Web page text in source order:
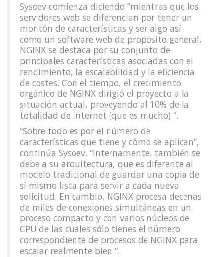
Sysoev comienza diciendo “mientras que los
servidores web se diferencian por tener un
montón de características y ser algo así
como un software web de propósito general,
NGINX se destaca por su conjunto de
principales características asociadas con el
rendimiento, la escalabilidad y la eficiencia
de costes. Con el tiempo, el crecimiento
orgánico de NGINX dirigió el proyecto a la
situación actual, proveyendo al 10% de la
totalidad de Internet (que es mucho) “.
“Sobre todo es por el número de
características que tiene y cómo se aplican”,
continúa Sysoev. “Internamente, también se
debe a su arquitectura, que es diferente al
modelo tradicional de guardar una copia de
sí mismo lista para servir a cada nueva
solicitud. En cambio, NGINX procesa decenas
de miles de conexiones simultáneas en un
proceso compacto y con varios núcleos de
CPU de las cuales sólo tienes el número
correspondiente de procesos de NGINX para
escalar realmente bien “.